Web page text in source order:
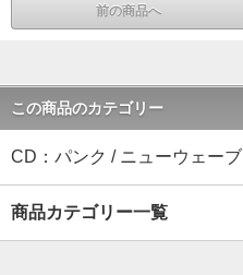
前の商品へ
この商品のカテゴリー
CD：パンク / ニューウェーブ
商品カテゴリー一覧